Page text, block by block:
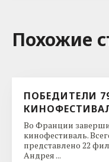
Похожие
ПОБЕДИТЕЛИ
Во Франции
кинофестиваль.
представлено 22
Андрея ...